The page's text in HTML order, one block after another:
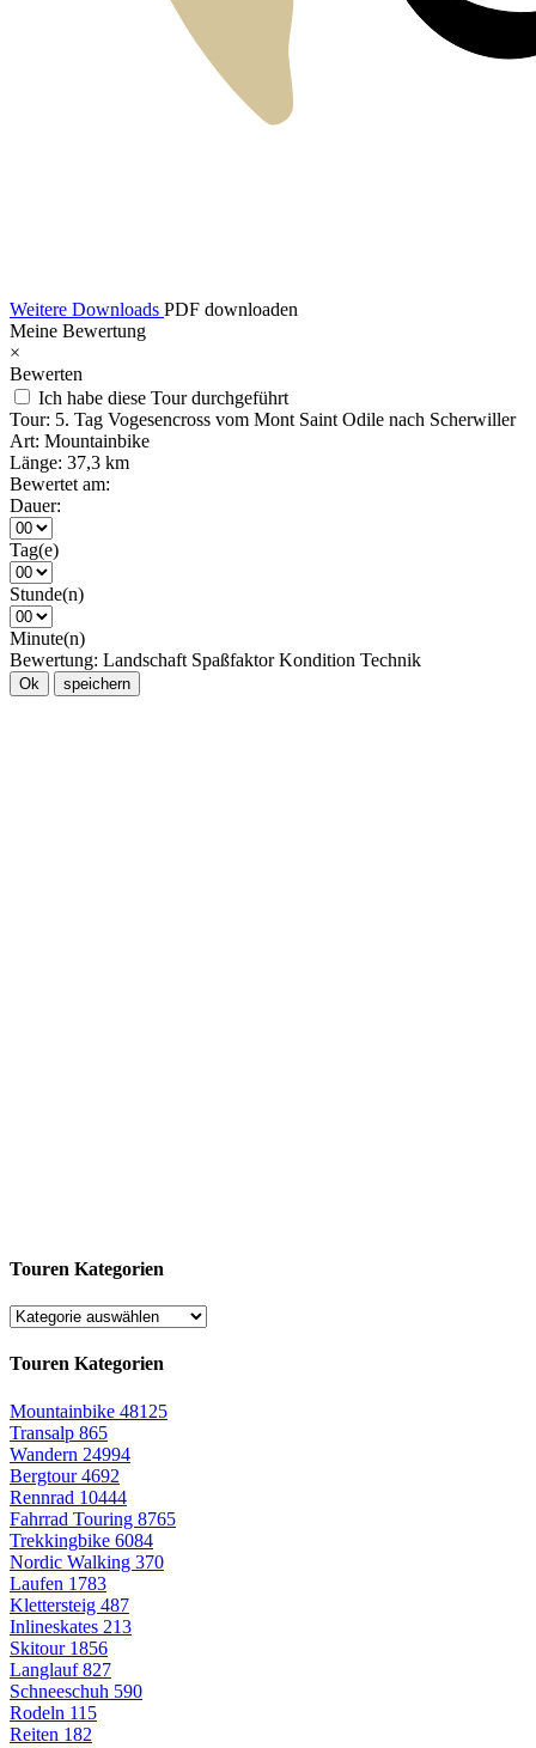
Weitere Downloads PDF downloaden
Meine Bewertung
×
Bewerten
Ich habe diese Tour durchgeführt
Tour: 5. Tag Vogesencross vom Mont Saint Odile nach Scherwiller
Art: Mountainbike
Länge: 37,3 km
Bewertet am:
Dauer:
Tag(e)
Stunde(n)
Minute(n)
Bewertung: Landschaft Spaßfaktor Kondition Technik
Ok speichern
Touren Kategorien
Touren Kategorien
Mountainbike 48125
Transalp 865
Wandern 24994
Bergtour4692
Rennrad 10444
Fahrrad Touring 8765
Trekkingbike 6084
Nordic Walking 370
Laufen 1783
Klettersteig 487
Inlineskates 213
Skitour 1856
Langlauf827
Schneeschuh 590
Rodeln 115
Reiten 182